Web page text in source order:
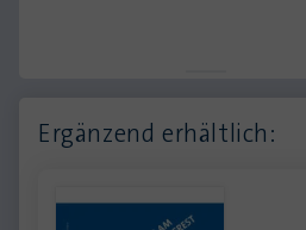
Ergänzend erhältlich: